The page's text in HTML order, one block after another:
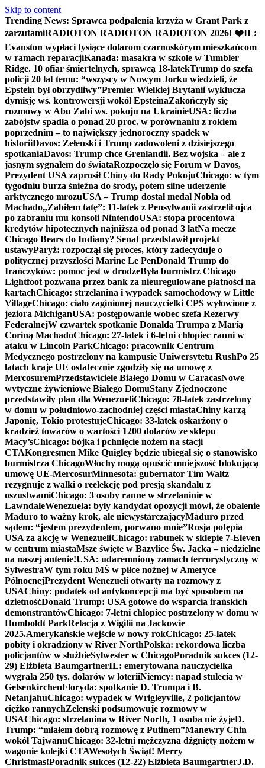
Skip to content
Trending News: Sprawca podpalenia krzyża w Grant Park z
zarzutamiRADIOTON RADIOTON RADIOTON 2026! ❤️IL:
Evanston wypłaci tysiące dolarom czarnoskórym mieszkańcom
w ramach reparacjiKanada: masakra w szkole w Tumbler
Ridge. 10 ofiar śmiertelnych, sprawcą 18-latekTrump do szefa
policji 20 lat temu: “wszyscy w Nowym Jorku wiedzieli, że
Epstein był obrzydliwy”Premier Wielkiej Brytanii wyklucza
dymisję ws. kontrowersji wokół EpsteinaZakończyły się
rozmowy w Abu Zabi ws. pokoju na UkrainieUSA: liczba
zabójstw spadła o ponad 20 proc. w porównaniu z rokiem
poprzednim – to największy jednoroczny spadek w
historiiDavos: Zełenski i Trump zadowoleni z dzisiejszego
spotkaniaDavos: Trump chce Grenlandii. Bez wojska – ale z
jasnym sygnałem do świataRozpoczęło się Forum w Davos,
Prezydent USA zaprosił Chiny do Rady PokojuChicago: w tym
tygodniu burza śnieżna do środy, potem silne uderzenie
arktycznego mrozuUSA – Trump dostał medal Nobla od
Machado„Zabiłem tatę”: 11-latek z Pensylwanii zastrzelił ojca
po zabraniu mu konsoli NintendoUSA: stopa procentowa
kredytów hipotecznych najniższa od ponad 3 latNa mecze
Chicago Bears do Indiany? Senat przedstawił projekt
ustawyParyż: rozpoczął się proces, który zadecyduje o
politycznej przyszłości Marine Le PenDonald Trump do
Irańczyków: pomoc jest w drodzeByła burmistrz Chicago
Lightfoot pozwana przez bank za nieuregulowane płatności na
kartachChicago: strzelanina i wypadek samochodowy w Little
VillageChicago: ciało zaginionej nauczycielki CPS wyłowione z
jeziora MichiganUSA: postępowanie wobec szefa Rezerwy
FederalnejW czwartek spotkanie Donalda Trumpa z Maríą
Coriną MachadoChicago: 27-latek i 6-letni chłopiec ranni w
ataku w Lincoln ParkChicago: pracownik Centrum
Medycznego postrzelony na kampusie Uniwersytetu RushPo 25
latach kraje UE ostatecznie zgodziły się na umowę z
MercosuremPrzedstawiciele Białego Domu w CaracasNowe
wytyczne żywieniowe Białego DomuStany Zjednoczone
przedstawiły plan dla WenezueliChicago: 78-latek zastrzelony
w domu w południowo-zachodniej części miastaChiny karzą
Japonię, Tokio protestujeChicago: 33-latek oskarżony o
kradzież towarów o wartości 1200 dolarów ze sklepu
Macy’sChicago: bójka i pchnięcie nożem na stacji
CTAKongresmen Mike Quigley będzie ubiegał się o stanowisko
burmistrza ChicagoWłochy mogą opuścić mniejszość blokującą
umowę UE-MercosurMinnesota: gubernator Tim Waltz
rezygnuje z walki o reelekcję pod presją skandalu z
oszustwamiChicago: 3 osoby ranne w strzelaninie w
LawndaleWenezuela: były kandydat opozycji mówi, że obalenie
Maduro to ważny krok, ale niewystarczającyMaduro przed
sądem: “jestem prezydentem, porwano mnie”Rosja potępia
USA za akcję w WenezueliChicago: rabunek w sklepie 7-Eleven
w centrum miastaMsze święte w Bazylice Św. Jacka – niedzielne
na naszej antenie!USA: udaremniony zamach terrorystyczny w
SylwestraW tym roku MŚ w piłce nożnej w Ameryce
PółnocnejPrezydent Wenezueli otwarty na rozmowy z
USAChiny: podatek od antykoncepcji ma być sposobem na
dzietnośćDonald Trump: USA gotowe do wsparcia irańskich
demonstrantówChicago: 7-letni chłopiec postrzelony w domu w
Humboldt ParkRelacja z Wigilii na Jackowie
2025.Amerykańskie wejście w nowy rokChicago: 25-latek
pobity i okradziony w River NorthPolska: rekordowa liczba
policjantów w służbieSylwester w ChicagoPoradnik sukces (12-
29) Elżbieta BaumgartnerIL: emerytowana nauczycielka
wygrała 250 tys. dolarów w loteriiNiemcy: napad stulecia w
GelsenkirchenFloryda: spotkanie D. Trumpa i B.
NetanjahuChicago: wypadek w Wrigleyville, 2 policjantów
ciężko rannychZełenski podsumowuje rozmowy w
USAChicago: strzelanina w River North, 1 osoba nie żyjeD.
Trump: “miałem dobrą rozmowę z Putinem”Manewry Chin
wokół TajwanuChicago: 32-letni mężczyzna dźgnięty nożem w
wagonie kolejki CTAWesołych Świąt! Merry
Christmas!Poradnik sukces (12-22) Elżbieta BaumgartnerJ.D.